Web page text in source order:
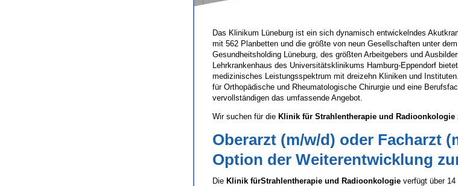
Das Klinikum Lüneburg ist ein sich dynamisch entwickelndes
mit 562 Planbetten und die größte von neun Gesellschaften unter
Gesundheitsholding Lüneburg, des größten Arbeitgebers und
Lehrkrankenhaus des Universitätsklinikums Hamburg-Eppendorf
medizinisches Leistungsspektrum mit dreizehn Kliniken und
für Orthopädische und Rheumatologische Chirurgie und eine
vervollständigen das umfassende Angebot.
Wir suchen für die Klinik für Strahlentherapie und Radioonkologie
Oberarzt (m/w/d) oder Facharzt
Option der Weiterentwicklung
Die Klinik fürStrahlentherapie und Radioonkologie verfügt über